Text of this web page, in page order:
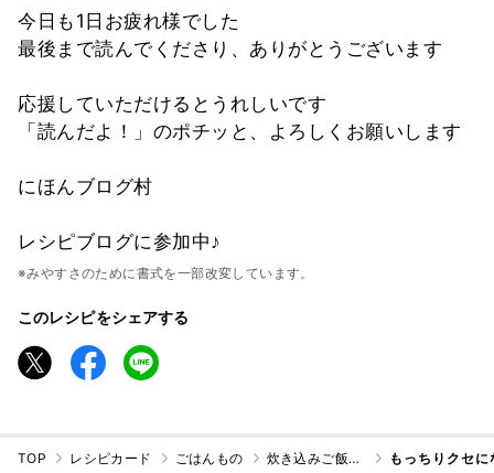
今日も1日お疲れ様でした
最後まで読んでくださり、ありがとうございます
応援していただけるとうれしいです
「読んだよ！」のポチッと、よろしくお願いします
にほんブログ村
レシピブログに参加中♪
※みやすさのために書式を一部改変しています。
このレシピをシェアする
TOP レシピカード ごはんもの 炊き込みご飯・混ぜご飯 もっちりクセ